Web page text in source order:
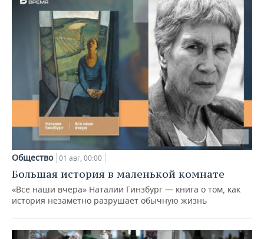
Общество 01 авг, 00:00
Большая история в маленькой комнате
«Все наши вчера» Наталии Гинзбург — книга о том, как
история незаметно разрушает обычную жизнь